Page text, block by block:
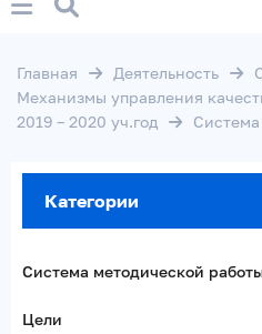
Главная Деятельность
Механизмы управления
2019 – 2020 уч.год
Категории
Система методической
Цели